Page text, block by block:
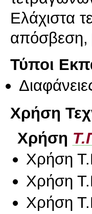
Ελάχιστα
Τύποι
Χρήση
Χρήση
Χρήση
Χρήση
Χρήση